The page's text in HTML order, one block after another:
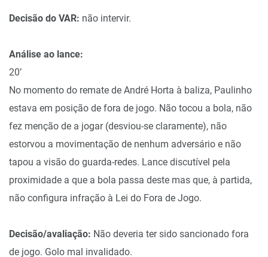
Decisão do VAR: não intervir.
Análise ao lance:
20’
No momento do remate de André Horta à baliza, Paulinho
estava em posição de fora de jogo. Não tocou a bola, não
fez menção de a jogar (desviou-se claramente), não
estorvou a movimentação de nenhum adversário e não
tapou a visão do guarda-redes. Lance discutível pela
proximidade a que a bola passa deste mas que, à partida,
não configura infração à Lei do Fora de Jogo.
Decisão/avaliação: Não deveria ter sido sancionado fora
de jogo. Golo mal invalidado.